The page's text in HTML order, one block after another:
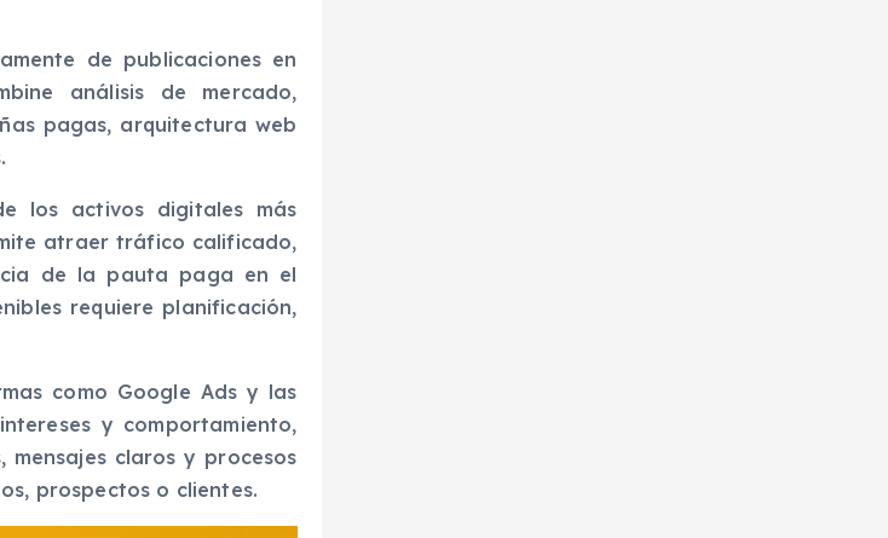
de publicaciones en
análisis de mercado,
pagas, arquitectura web
los activos digitales más
atraer tráfico calificado,
de la pauta paga en el
requiere planificación,
como Google Ads y las
y comportamiento,
claros y procesos
prospectos o clientes.